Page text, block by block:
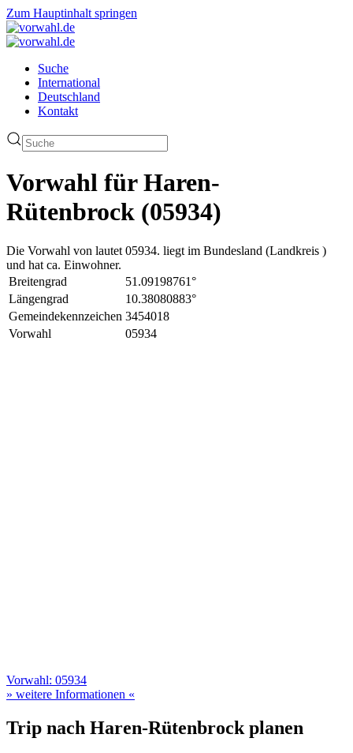
Zum Hauptinhalt springen
Suche
International
Deutschland
Kontakt
Vorwahl für Haren-
Rütenbrock (05934)
Die Vorwahl von lautet 05934. liegt im Bundesland (Landkreis )
und hat ca. Einwohner.
Breitengrad
51.09198761°
Längengrad
10.38080883°
Gemeindekennzeichen 3454018
Vorwahl
05934
Vorwahl: 05934
» weitere Informationen «
Trip nach Haren-Rütenbrock planen